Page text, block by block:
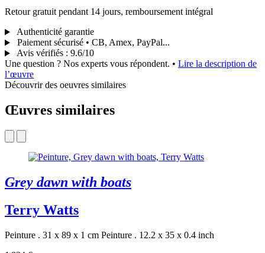
Retour gratuit pendant 14 jours, remboursement intégral
Authenticité garantie
Paiement sécurisé • CB, Amex, PayPal...
Avis vérifiés : 9.6/10
Une question ? Nos experts vous répondent. • Lire la description de
l’œuvre
Découvrir des oeuvres similaires
Œuvres similaires
Grey dawn with boats
Terry Watts
Peinture . 31 x 89 x 1 cm Peinture . 12.2 x 35 x 0.4 inch